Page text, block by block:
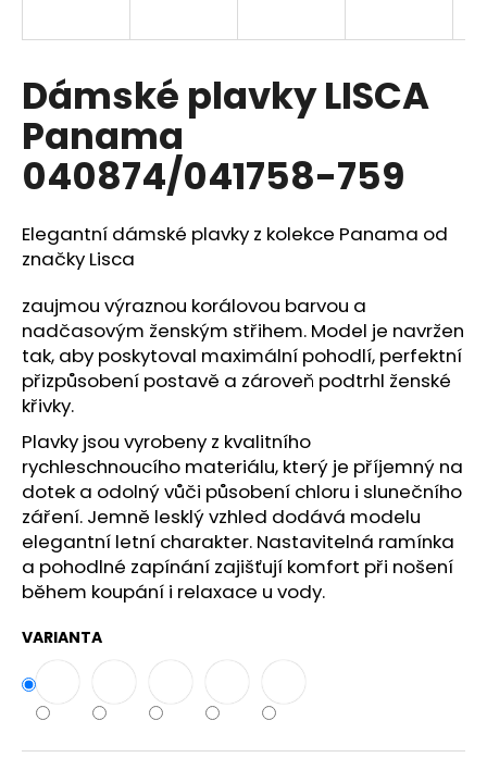
Dámské plavky LISCA
Panama
040874/041758-759
Elegantní dámské plavky z kolekce Panama od
značky Lisca
zaujmou výraznou korálovou barvou a
nadčasovým ženským střihem. Model je navržen
tak, aby poskytoval maximální pohodlí, perfektní
přizpůsobení postavě a zároveň podtrhl ženské
křivky.
Plavky jsou vyrobeny z kvalitního
rychleschnoucího materiálu, který je příjemný na
dotek a odolný vůči působení chloru i slunečního
záření. Jemně lesklý vzhled dodává modelu
elegantní letní charakter. Nastavitelná ramínka
a pohodlné zapínání zajišťují komfort při nošení
během koupání i relaxace u vody.
VARIANTA
í
t
?
HLEDAT
D
o
p
o
r
u
č
u
j
e
m